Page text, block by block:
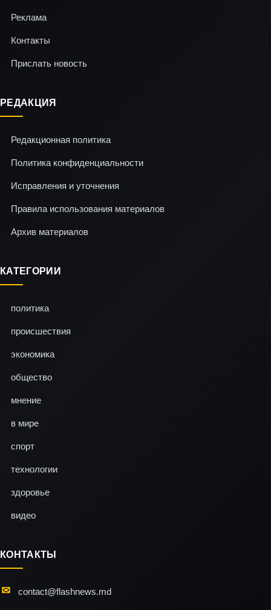
Реклама
Контакты
Прислать новость
РЕДАКЦИЯ
Редакционная политика
Политика конфиденциальности
Исправления и уточнения
Правила использования материалов
Архив материалов
КАТЕГОРИИ
политика
происшествия
экономика
общество
мнение
в мире
спорт
технологии
здоровье
видео
КОНТАКТЫ
contact@flashnews.md